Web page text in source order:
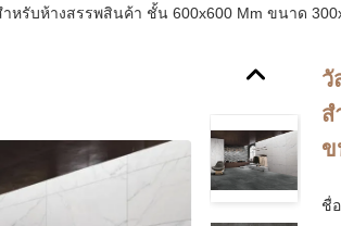
หรับห้างสรรพสินค้า ชั้น 600x600 Mm ขนาด
วั
ส
ข
ชื่